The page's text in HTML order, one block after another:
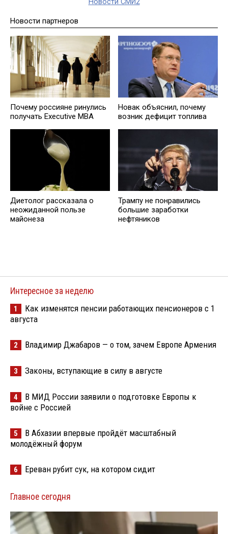
Новости СМИ2
Новости партнеров
Почему россияне ринулись
получать Executive MBA
Новак объяснил, почему
возник дефицит топлива
Диетолог рассказала о
неожиданной пользе
майонеза
Трампу не понравились
большие заработки
нефтяников
Интересное за неделю
1
Как изменятся пенсии работающих пенсионеров с 1
августа
2 Владимир Джабаров — о том, зачем Европе Армения
3 Законы, вступающие в силу в августе
4
В МИД России заявили о подготовке Европы к
войне с Россией
5
В Абхазии впервые пройдёт масштабный
молодёжный форум
6 Ереван рубит сук, на котором сидит
Главное сегодня